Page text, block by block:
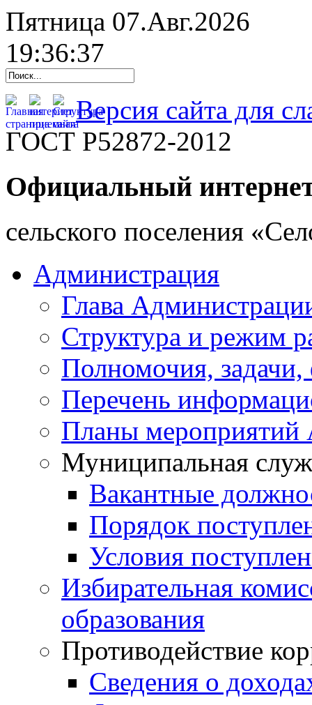
Пятница 07.Авг.2026
19:36:37
Версия сайта для
ГОСТ Р52872-2012
Официальный
cельского поселения
Администрация
Глава
Структура и режим
Полномочия,
Перечень
Планы мероприятий
Муниципальная
Вакантные
Порядок
Условия
Избирательная
образования
Противодействие
Сведения о